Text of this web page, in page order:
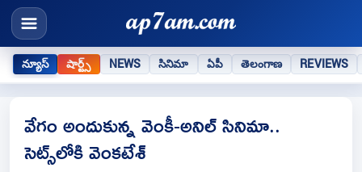
న్యూస్ షార్ట్స్ NEWS సినిమా ఏపీ తెలంగాణ REVIEWS
వేగం అందుకున్న వెంకీ-అనిల్‌ సినిమా..
సెట్స్‌లోకి వెంకటేశ్‌